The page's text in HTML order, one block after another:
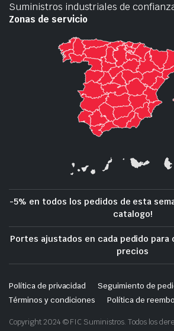
Suministros industriales de
Zonas de servicio
-5% en todos los pedidos de esta
catalogo!
Portes ajustados en cada pedido
precios
Política de privacidad
Seguimiento de
Términos y condiciones
Política de
Copyright 2024 © FIC Suministros. Todos los